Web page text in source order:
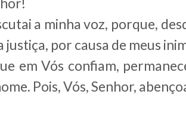
a minha voz, porque,
justiça, por causa de meus
em Vós confiam,
Pois, Vós, Senhor,